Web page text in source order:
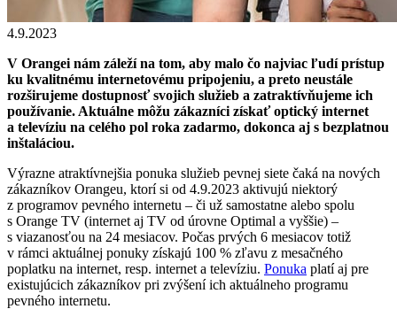
4.9.2023
V Orangei nám záleží na tom, aby malo čo najviac ľudí prístup
ku kvalitnému internetovému pripojeniu, a preto neustále
rozširujeme dostupnosť svojich služieb a zatraktívňujeme ich
používanie. Aktuálne môžu zákazníci získať optický internet
a televíziu na celého pol roka zadarmo, dokonca aj s bezplatnou
inštaláciou.
Výrazne atraktívnejšia ponuka služieb pevnej siete čaká na nových
zákazníkov Orangeu, ktorí si od 4.9.2023 aktivujú niektorý
z programov pevného internetu – či už samostatne alebo spolu
s Orange TV (internet aj TV od úrovne Optimal a vyššie) –
s viazanosťou na 24 mesiacov. Počas prvých 6 mesiacov totiž
v rámci aktuálnej ponuky získajú 100 % zľavu z mesačného
poplatku na internet, resp. internet a televíziu. Ponuka platí aj pre
existujúcich zákazníkov pri zvýšení ich aktuálneho programu
pevného internetu.